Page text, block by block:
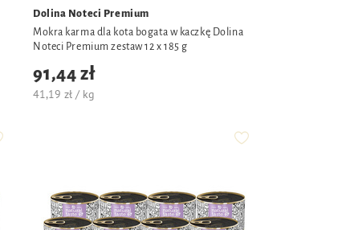
Dolina Noteci Premium
Mokra karma dla kota bogata w kaczkę Dolina
Noteci Premium zestaw 12 x 185 g
91,44 zł
41,19 zł / kg